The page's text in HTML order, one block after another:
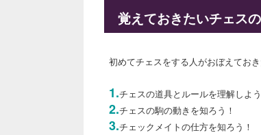
覚えておきたいチェス
初めてチェスをする人がおぼえてお
1.チェスの道具とルールを理解しよう
2.チェスの駒の動きを知ろう！
3.チェックメイトの仕方を知ろう！